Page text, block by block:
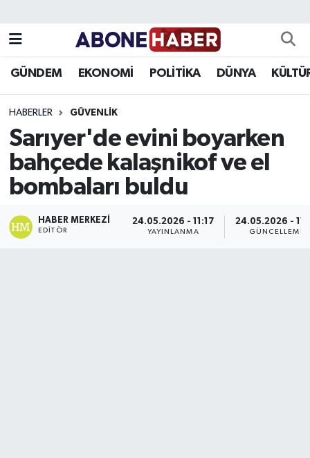
GÜNDEM EKONOMİ POLİTİKA DÜNYA
HABERLER GÜVENLIK
Sarıyer'de evini boyarken
bahçede kalaşnikof ve el
bombaları buldu
HABER MERKEZI
EDITÖR
24.05.2026 - 11:17
YAYINLANMA
24.05.2026 -
GÜNCELLEME
Asayiş
Bilim ve Teknoloji
Çevre
Süper Lig Puan Durumu ve Fikstür
Tüm Manşetler
Son Dakika Haberleri